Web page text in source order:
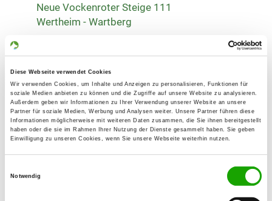
Diese Webseite verwendet Cookies
Wir verwenden Cookies, um Inhalte und Anzeigen zu personalisieren, Funktionen für
soziale Medien anbieten zu können und die Zugriffe auf unsere Website zu analysieren.
Außerdem geben wir Informationen zu Ihrer Verwendung unserer Website an unsere
Partner für soziale Medien, Werbung und Analysen weiter. Unsere Partner führen diese
Informationen möglicherweise mit weiteren Daten zusammen, die Sie ihnen bereitgestellt
haben oder die sie im Rahmen Ihrer Nutzung der Dienste gesammelt haben. Sie geben
Einwilligung zu unseren Cookies, wenn Sie unsere Webseite weiterhin nutzen.
Notwendig
Neue Vockenroter Steige 111
Wertheim - Wartberg
09342 5823
Handy:
0174 7201686
E-Mail:
fritzi-lena@gmx.de
www.sv-og-wertheim.de